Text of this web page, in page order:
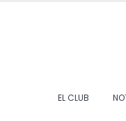
EL CLUB